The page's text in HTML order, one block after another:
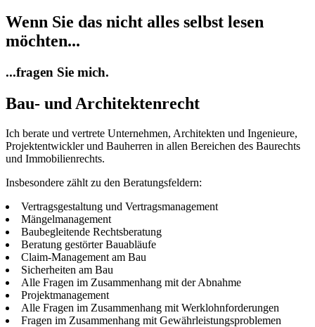
Wenn Sie das nicht alles selbst lesen
möchten...
...fragen Sie mich.
Bau- und Architektenrecht
Ich be­rate und ver­trete Unternehmen, Ar­chi­tek­ten und Ingenieure,
Pro­jekt­ent­wick­ler und Bau­her­ren in al­len Be­rei­chen des Bau­rechts
und Immobilienrechts.
Insbesondere zählt zu den Beratungsfeldern:
Vertragsgestaltung und Vertragsmanagement
Mängelmanagement
Baubegleitende Rechtsberatung
Beratung ge­stör­ter Bau­ab­läufe
Claim-Management am Bau
Sicherheiten am Bau
Alle Fra­gen im Zu­sam­men­hang mit der Abnahme
Projektmanagement
Alle Fra­gen im Zu­sam­men­hang mit Werklohnforderungen
Fragen im Zu­sam­men­hang mit Gewährleistungsproblemen